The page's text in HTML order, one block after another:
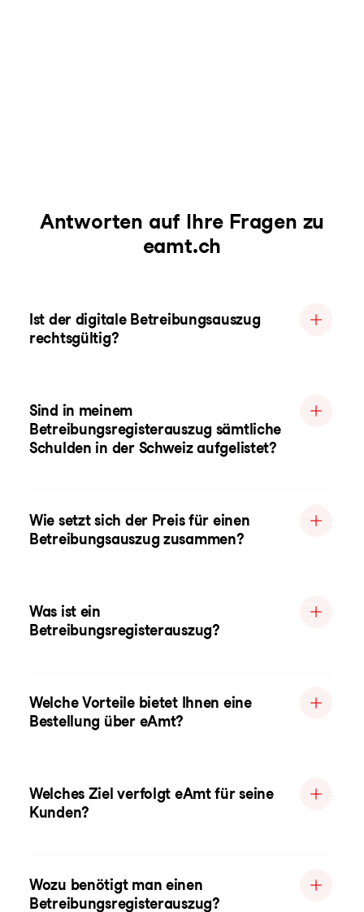
Antworten auf Ihre Fragen zu
eamt.ch
Ist der digitale Betreibungsauszug
rechtsgültig?
Sind in meinem
Betreibungsregisterauszug sämtliche
Schulden in der Schweiz aufgelistet?
Wie setzt sich der Preis für einen
Betreibungsauszug zusammen?
Was ist ein
Betreibungsregisterauszug?
Welche Vorteile bietet Ihnen eine
Bestellung über eAmt?
Welches Ziel verfolgt eAmt für seine
Kunden?
Wozu benötigt man einen
Betreibungsregisterauszug?